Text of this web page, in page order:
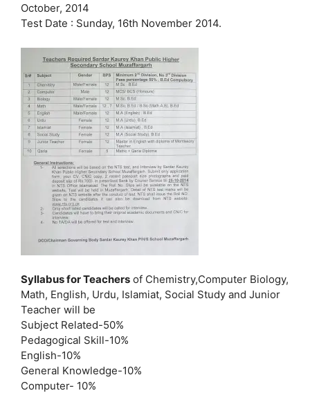
October, 2014
Test Date : Sunday, 16th November 2014.
Syllabus for Teachers of Chemistry,Computer Biology,
Math, English, Urdu, Islamiat, Social Study and Junior
Teacher will be
Subject Related-50%
Pedagogical Skill-10%
English-10%
General Knowledge-10%
Computer- 10%